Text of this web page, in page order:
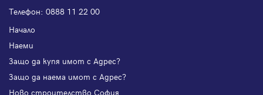
Телефон: 0888 11 22 00
Начало
Наеми
Защо да купя имот с Адрес?
Защо да наема имот с Адрес?
Ново строителство София